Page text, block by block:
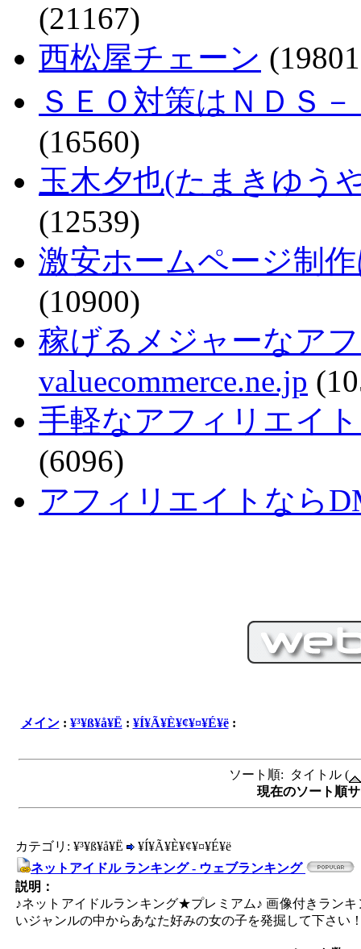
(21167)
西松屋チェーン
ＳＥＯ対策はＮＤＳ
(16560)
玉木夕也(たまきゆう
(12539)
激安ホームページ制
(10900)
稼げるメジャーなア
valuecommerce.ne.jp
手軽なアフィリエイ
(6096)
アフィリエイトなら
メイン: ¥³¥ß¥å¥Ë : ¥Í¥Ã¥È¥¢¥¤¥É¥ë:
ソート順: タイトル (
現在のソート順
カテゴリ: ¥³¥ß¥å¥Ë
¥Í¥Ã¥È¥¢¥¤¥É¥ë
ネットアイドル ランキング - ウェブランキング
説明：
♪ネットアイドルランキング★プレミアム♪ 画像付きラン
いジャンルの中からあなた好みの女の子を発掘して下さい